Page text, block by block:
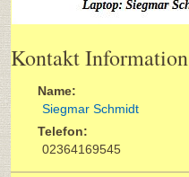
Kontakt Information
Name:
Siegmar Schmidt
Telefon:
02364169545